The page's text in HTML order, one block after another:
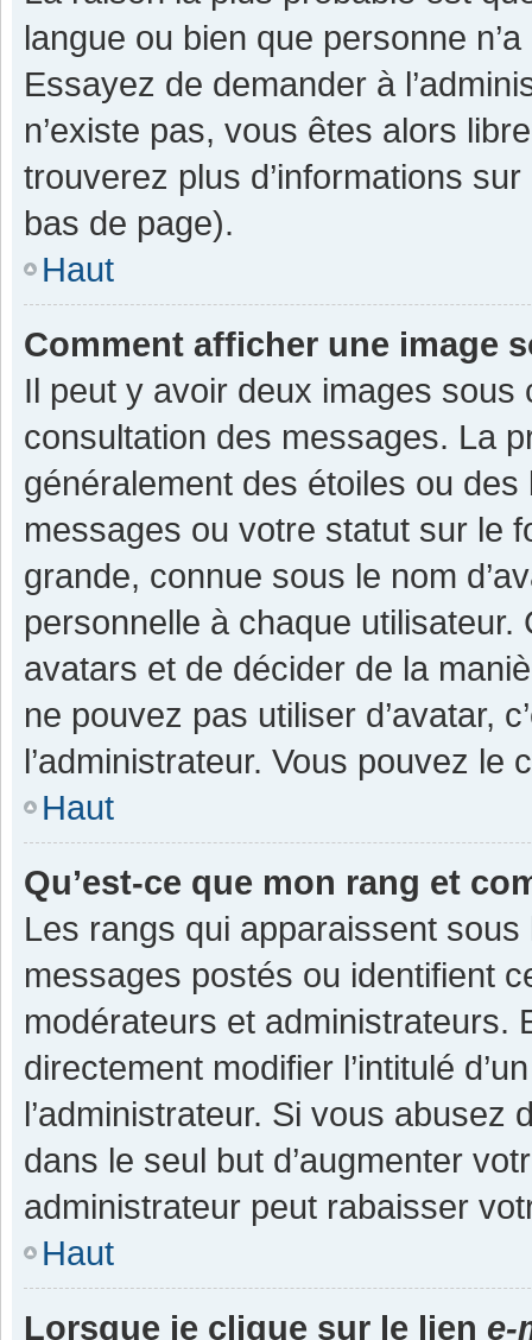
langue ou bien que personne
Essayez de demander à
n’existe pas, vous êtes alors
trouverez plus d’informations
bas de page).
Haut
Comment afficher une image
Il peut y avoir deux images sous
consultation des messages. La
généralement des étoiles ou
messages ou votre statut sur le
grande, connue sous le nom
personnelle à chaque utilisateur.
avatars et de décider de la
ne pouvez pas utiliser d’avatar,
l’administrateur. Vous pouvez
Haut
Qu’est-ce que mon rang et
Les rangs qui apparaissent
messages postés ou identifient
modérateurs et administrateurs.
directement modifier l’intitulé
l’administrateur. Si vous
dans le seul but d’augmenter
administrateur peut rabaisser
Haut
Lorsque je clique sur le lien e-